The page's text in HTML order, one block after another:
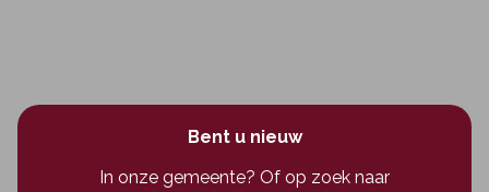
Bent u nieuw
In onze gemeente? Of op zoek naar